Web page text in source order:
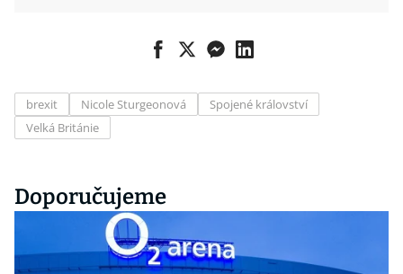
brexit Nicole Sturgeonová
Spojené království
Velká Británie
Doporučujeme